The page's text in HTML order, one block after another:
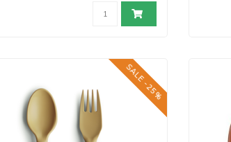
SALE -25%